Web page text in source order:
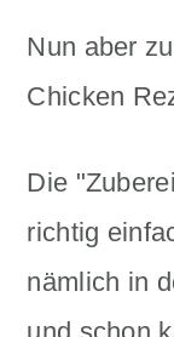
Nun aber
Chicken
Die
richtig
nämlich in